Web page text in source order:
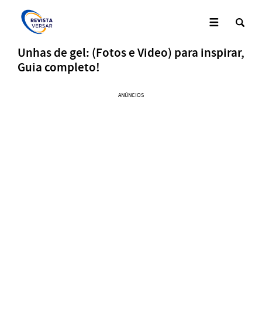
Unhas de gel: (Fotos e Video) para inspirar,
Guia completo!
ANÚNCIOS